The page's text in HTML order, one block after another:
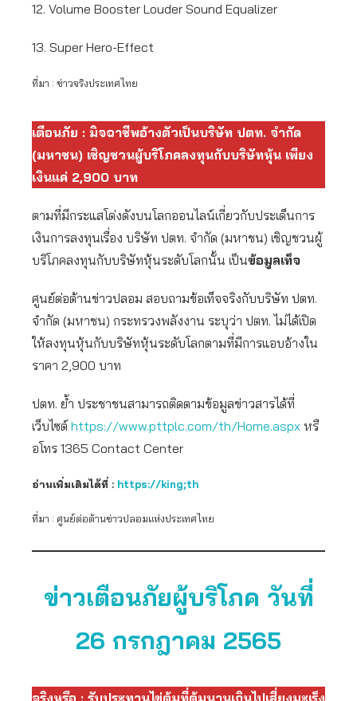
12. Volume Booster Louder Sound Equalizer
13. Super Hero-Effect
ที่มา : ข่าวจริงประเทศไทย
เตือนภัย : มิจฉาชีพอ้างตัวเป็นบริษัท ปตท. จำกัด
(มหาชน) เชิญชวนผู้บริโภคลงทุนกับบริษัทหุ้น เพียง
เงินแค่ 2,900 บาท
ตามที่มีกระแสโด่งดังบนโลกออนไลน์เกี่ยวกับประเด็นการ
เงินการลงทุนเรื่อง บริษัท ปตท. จำกัด (มหาชน) เชิญชวนผู้
บริโภคลงทุนกับบริษัทหุ้นระดับโลกนั้น เป็นข้อมูลเท็จ
ศูนย์ต่อต้านข่าวปลอม สอบถามข้อเท็จจริงกับบริษัท ปตท.
จำกัด (มหาชน) กระทรวงพลังงาน ระบุว่า ปตท. ไม่ได้เปิด
ให้ลงทุนหุ้นกับบริษัทหุ้นระดับโลกตามที่มีการแอบอ้างใน
ราคา 2,900 บาท
ปตท. ย้ำ ประชาชนสามารถติดตามข้อมูลข่าวสารได้ที่
เว็บไซต์ https://www.pttplc.com/th/Home.aspx หรื
อโทร 1365 Contact Center
อ่านเพิ่มเติมได้ที่ : https://king;th
ที่มา : ศูนย์ต่อต้านข่าวปลอมแห่งประเทศไทย
ข่าวเตือนภัยผู้บริโภค วันที่
26 กรกฎาคม 2565
จริงหรือ : รับประทานไข่ต้มที่ต้มนานเกินไปเสี่ยงมะเร็ง